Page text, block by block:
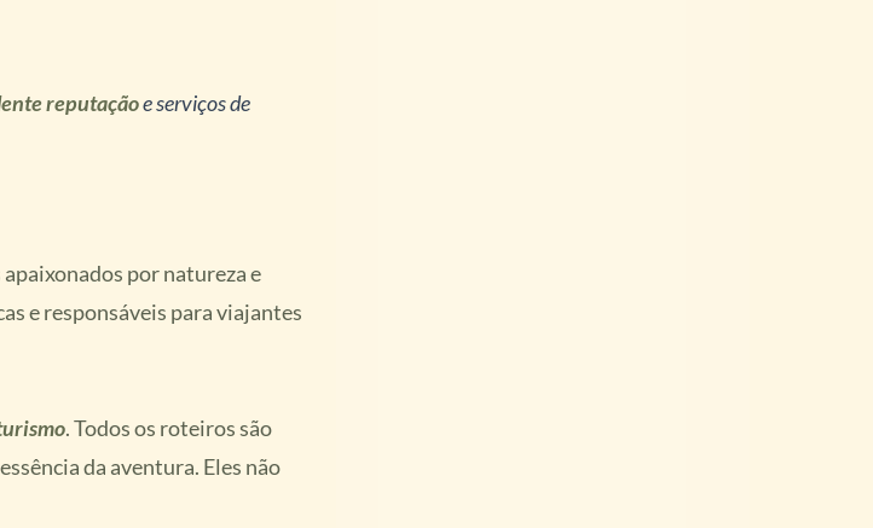
reputaçãoe serviços de
por natureza e
e responsáveis para viajantes
. Todos os roteiros são
da aventura. Eles não